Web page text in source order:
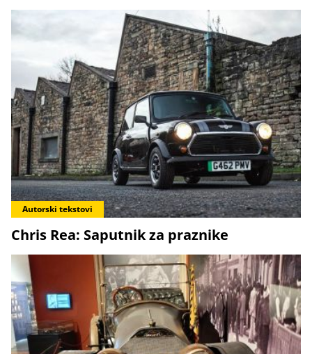
Autorski tekstovi
Chris Rea: Saputnik za praznike